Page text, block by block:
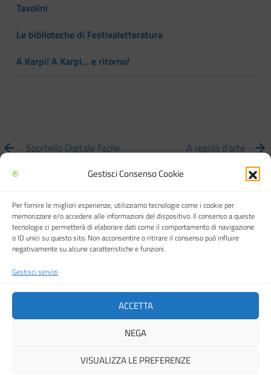
Gestisci Consenso Cookie
Per fornire le migliori esperienze, utilizziamo tecnologie come i cookie per
memorizzare e/o accedere alle informazioni del dispositivo. Il consenso a queste
tecnologie ci permetterà di elaborare dati come il comportamento di navigazione
o ID unici su questo sito. Non acconsentire o ritirare il consenso può influire
negativamente su alcune caratteristiche e funzioni.
Gestisci servizi
ACCETTA
NEGA
VISUALIZZA LE PREFERENZE
Tavolini
Le biblioteche di Festivaletteratura
A Karpi! A Karpi… e ritorno!
Sportello Digitale Facile A regola d’arte
Biblioteca multimediale "Arturo Loria"
Città di Carpi